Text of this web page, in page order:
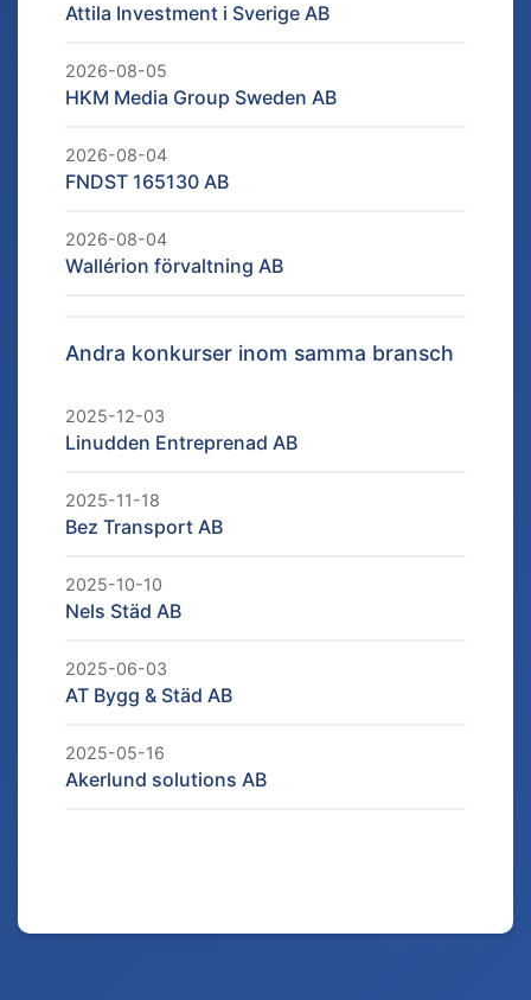
Attila Investment i Sverige AB
2026-08-05
HKM Media Group Sweden AB
2026-08-04
FNDST 165130 AB
2026-08-04
Wallérion förvaltning AB
Andra konkurser inom samma bransch
2025-12-03
Linudden Entreprenad AB
2025-11-18
Bez Transport AB
2025-10-10
Nels Städ AB
2025-06-03
AT Bygg & Städ AB
2025-05-16
Akerlund solutions AB